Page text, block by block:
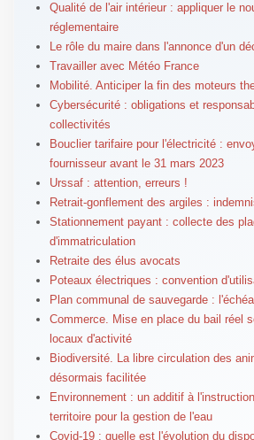
Qualité de l'air intérieur : appliquer le
réglementaire
Le rôle du maire dans l'annonce d'un
Travailler avec Météo France
Mobilité. Anticiper la fin des moteurs
Cybersécurité : obligations et
collectivités
Bouclier tarifaire pour l'électricité :
fournisseur avant le 31 mars 2023
Urssaf : attention, erreurs !
Retrait-gonflement des argiles :
Stationnement payant : collecte des
d'immatriculation
Retraite des élus avocats
Poteaux électriques : convention
Plan communal de sauvegarde :
Commerce. Mise en place du bail réel
locaux d'activité
Biodiversité. La libre circulation des
désormais facilitée
Environnement : un additif à
territoire pour la gestion de l'eau
Covid-19 : quelle est l'évolution du